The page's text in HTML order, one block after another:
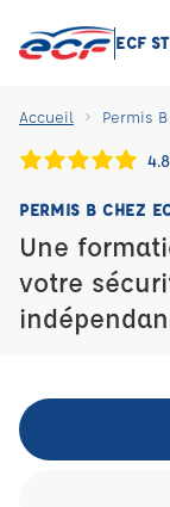
ECF
Accueil Permis B
PERMIS B CHEZ
Une
votre